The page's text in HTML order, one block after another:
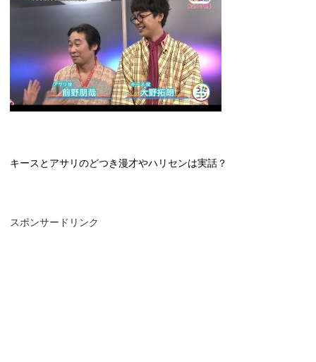
キースとアサリのどつき漫才やハリセンは実話？
スポンサードリンク